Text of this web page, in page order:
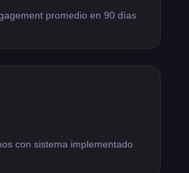
promedio en 90 días
con sistema implementado